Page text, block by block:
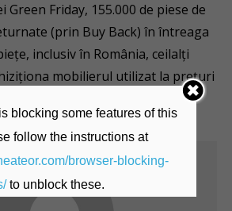
Green Friday, 155.000 de piese de
(prin Buy Back) în întreaga
inclusiv în România, ceilalți
mobilierul utilizat la prețuri
blocking some features of this
follow the instructions at
browser-blocking-
to unblock these.